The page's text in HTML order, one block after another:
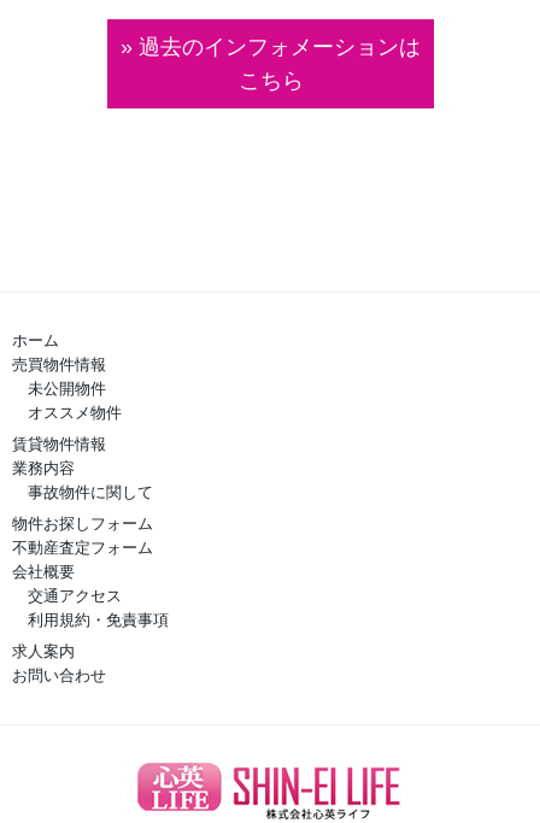
» 過去のインフォメーションは
こちら
ホーム
売買物件情報
未公開物件
オススメ物件
賃貸物件情報
業務内容
事故物件に関して
物件お探しフォーム
不動産査定フォーム
会社概要
交通アクセス
利用規約・免責事項
求人案内
お問い合わせ